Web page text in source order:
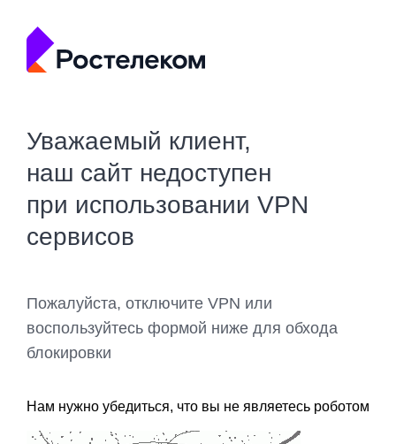
Уважаемый клиент,
наш сайт недоступен
при использовании VPN
сервисов
Пожалуйста, отключите VPN или
воспользуйтесь формой ниже для обхода
блокировки
Нам нужно убедиться, что вы не являетесь роботом